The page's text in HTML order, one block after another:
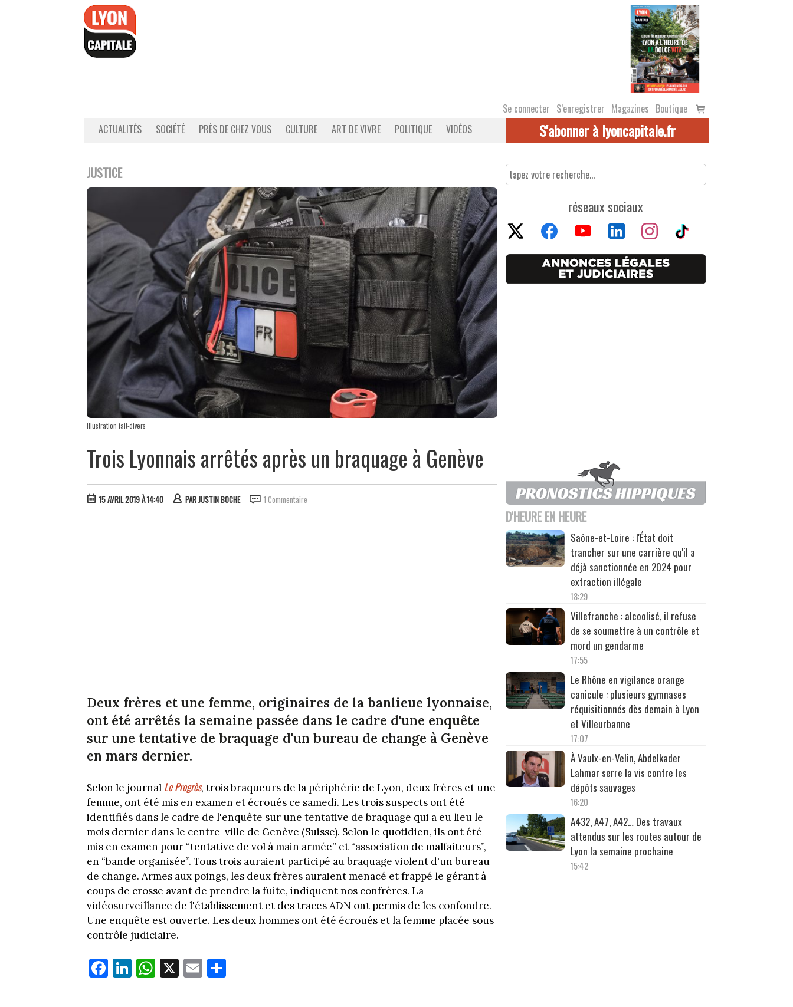
Se connecter S’enregistrer Magazines Boutique
Voir
le
ACTUALITÉS SOCIÉTÉ PRÈS DE CHEZ VOUS CULTURE ART DE VIVRE POLITIQUE VIDÉOS S'abonner à lyoncapitale.fr
JUSTICE
Illustration fait-divers
Trois Lyonnais arrêtés après un braquage à Genève
15 AVRIL 2019 À 14:40 PARJUSTIN BOCHE 1 Commentaire
Deux frères et une femme, originaires de la banlieue lyonnaise,
ont été arrêtés la semaine passée dans le cadre d'une enquête
sur une tentative de braquage d'un bureau de change à Genève
en mars dernier.
Selon le journal Le Progrès, trois braqueurs de la périphérie de Lyon, deux frères et une
femme, ont été mis en examen et écroués ce samedi. Les trois suspects ont été
identifiés dans le cadre de l'enquête sur une tentative de braquage qui a eu lieu le
mois dernier dans le centre-ville de Genève (Suisse). Selon le quotidien, ils ont été
mis en examen pour “tentative de vol à main armée” et “association de malfaiteurs”,
en “bande organisée”. Tous trois auraient participé au braquage violent d'un bureau
de change. Armes aux poings, les deux frères auraient menacé et frappé le gérant à
coups de crosse avant de prendre la fuite, indiquent nos confrères. La
vidéosurveillance de l'établissement et des traces ADN ont permis de les confondre.
Une enquête est ouverte. Les deux hommes ont été écroués et la femme placée sous
contrôle judiciaire.
Fa
ce
Li
nk
W
ha
X E
m
réseaux sociaux
D'HEURE EN HEURE
Saône-et-Loire : l'État doit
trancher sur une carrière qu'il a
déjà sanctionnée en 2024 pour
extraction illégale
18:29
Villefranche : alcoolisé, il refuse
de se soumettre à un contrôle et
mord un gendarme
17:55
Le Rhône en vigilance orange
canicule : plusieurs gymnases
réquisitionnés dès demain à Lyon
et Villeurbanne
17:07
À Vaulx-en-Velin, Abdelkader
Lahmar serre la vis contre les
dépôts sauvages
16:20
A432, A47, A42… Des travaux
attendus sur les routes autour de
Lyon la semaine prochaine
15:42